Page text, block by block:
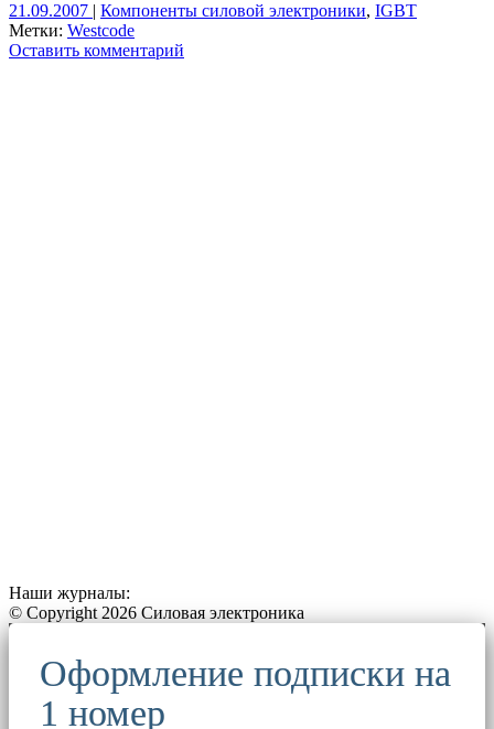
21.09.2007 | Компоненты силовой электроники, IGBT
Метки: Westcode
Оставить комментарий
Наши журналы:
© Copyright 2026 Силовая электроника
Оформление подписки на
1 номер